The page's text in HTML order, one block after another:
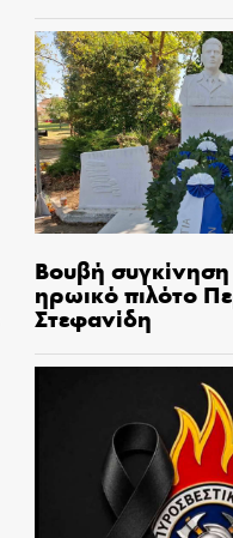
Βουβή συγκίνηση
ηρωικό πιλότο
Στεφανίδη